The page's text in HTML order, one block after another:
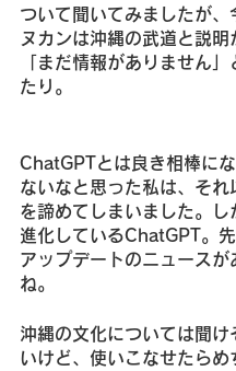
ついて聞いてみましたが、
ヌカンは沖縄の武道と説明
「まだ情報がありません
たり。
ChatGPTとは良き相棒に
ないなと思った私は、それ
を諦めてしまいました。し
進化しているChatGPT。
アップデートのニュースが
ね。
沖縄の文化については聞け
いけど、使いこなせたらめ